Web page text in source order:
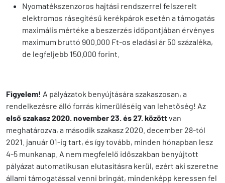
Nyomatékszenzoros hajtási rendszerrel felszerelt
elektromos rásegítésű kerékpárok esetén a támogatás
maximális mértéke a beszerzés időpontjában érvényes
maximum bruttó 900.000 Ft-os eladási ár 50 százaléka,
de legfeljebb 150.000 forint.
Figyelem! A pályázatok benyújtására szakaszosan, a
rendelkezésre álló forrás kimerüléséig van lehetőség! Az
első szakasz 2020. november 23. és 27. közöttvan
meghatározva, a második szakasz 2020. december 28-tól
2021. január 01-ig tart, és így tovább, minden hónapban lesz
4-5 munkanap. A nem megfelelő időszakban benyújtott
pályázat automatikusan elutasításra kerül, ezért aki szeretne
állami támogatással venni bringát, mindenképp keressen fel